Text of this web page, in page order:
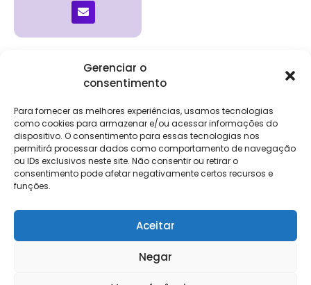
Gerenciar o
consentimento
Para fornecer as melhores experiências, usamos tecnologias
como cookies para armazenar e/ou acessar informações do
dispositivo. O consentimento para essas tecnologias nos
permitirá processar dados como comportamento de navegação
ou IDs exclusivos neste site. Não consentir ou retirar o
consentimento pode afetar negativamente certos recursos e
funções.
Aceitar
Negar
Institucional
Trabalhe
Conosco
Contato
Relatório de
Salarial
Clientes
Login
Eventos
Contábeis
Holos
NG Essence
Soluções
DP e RH
NG Folha
eKeep
FisCo
Keevo Software | CNPJ: 14.766.429/0001-07